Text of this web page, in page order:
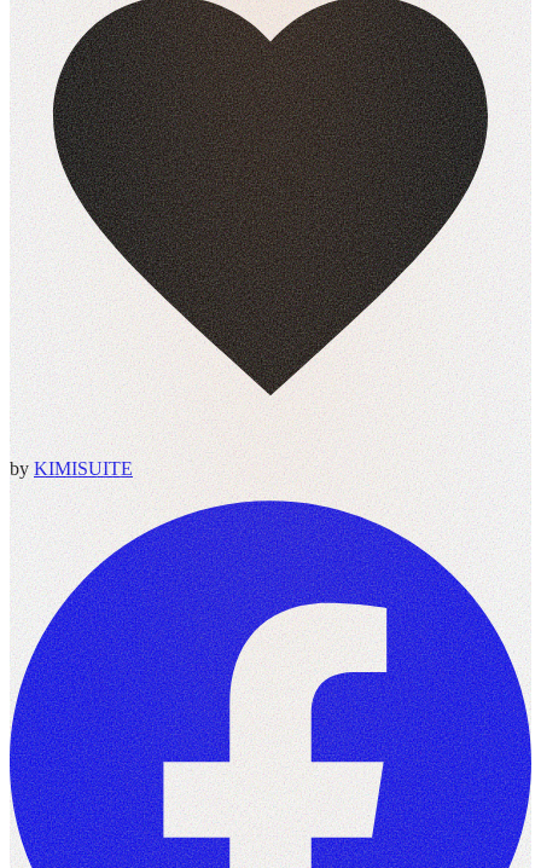
byKIMISUITE